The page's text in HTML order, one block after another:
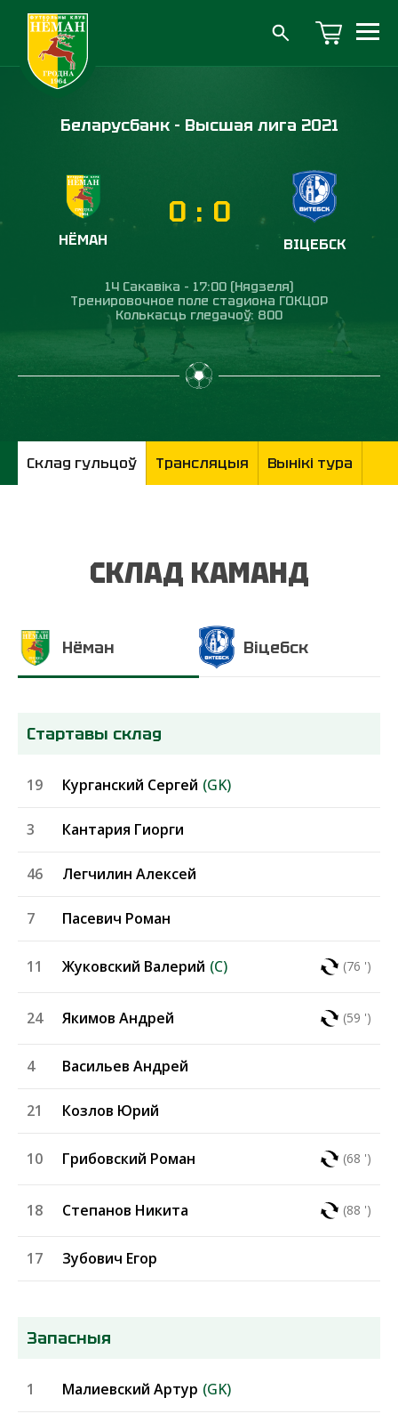
Беларусбанк - Высшая лига 2021
НЁМАН
0 : 0
ВІЦЕБСК
14 Сакавіка - 17:00 (Нядзеля)
Тренировочное поле стадиона ГОКЦОР
Колькасць гледачоў: 800
Склад гульцоў Трансляцыя Вынікі тура
СКЛАД КАМАНД
Нёман Віцебск
Стартавы склад
(GK)
Курганский Сергей
19
Кантария Гиорги
3
Легчилин Алексей
46
Пасевич Роман
7
(76 ')
(C)
Жуковский Валерий
11
(59 ')
Якимов Андрей
24
Васильев Андрей
4
Козлов Юрий
21
(68 ')
Грибовский Роман
10
(88 ')
Степанов Никита
18
Зубович Егор
17
Запасныя
(GK)
Малиевский Артур
1